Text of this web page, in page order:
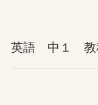
英語 中１ 教